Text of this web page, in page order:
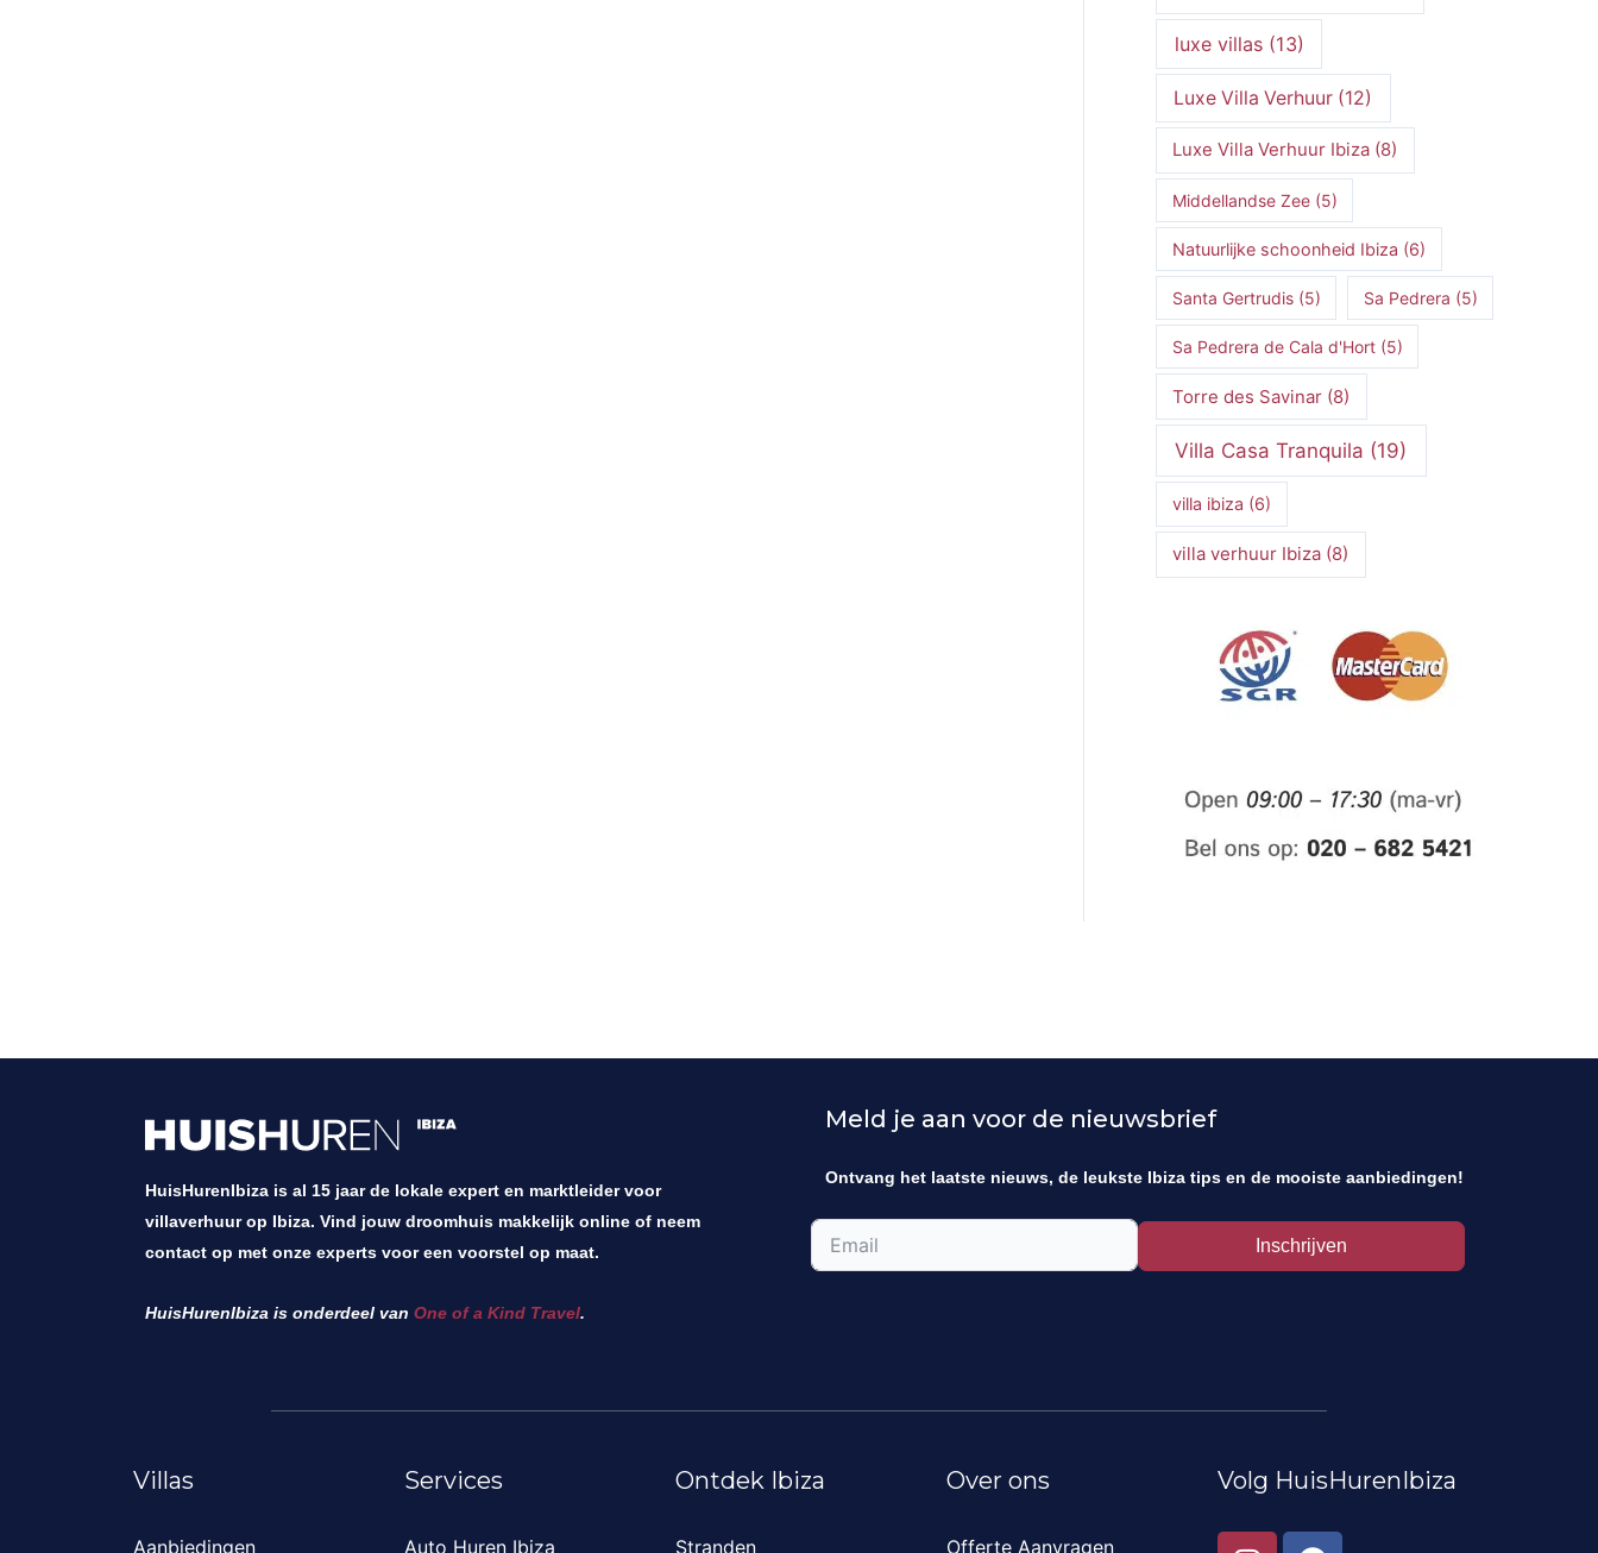
luxe villas(13)
Luxe Villa Verhuur (12)
Luxe Villa Verhuur Ibiza (8)
Middellandse Zee(5)
Natuurlijke schoonheid Ibiza (6)
Santa Gertrudis(5) Sa Pedrera (5)
Sa Pedrera de Cala d'Hort(5)
Torre des Savinar (8)
Villa Casa Tranquila (19)
villa ibiza (6)
villa verhuur Ibiza (8)
HuisHurenIbiza is al 15 jaar de lokale expert en marktleider voor
villaverhuur op Ibiza. Vind jouw droomhuis makkelijk online of neem
contact op met onze experts voor een voorstel op maat.
HuisHurenIbiza is onderdeel van One of a Kind Travel.
Meld je aan voor de nieuwsbrief
Ontvang het laatste nieuws, de leukste Ibiza tips en de mooiste aanbiedingen!
Inschrijven
Villas
Aanbiedingen
Services
Auto Huren Ibiza
Ontdek Ibiza
Stranden
Over ons
Offerte Aanvragen
Volg HuisHurenIbiza
I F